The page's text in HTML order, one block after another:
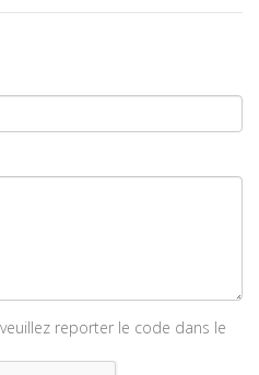
reporter le code dans le